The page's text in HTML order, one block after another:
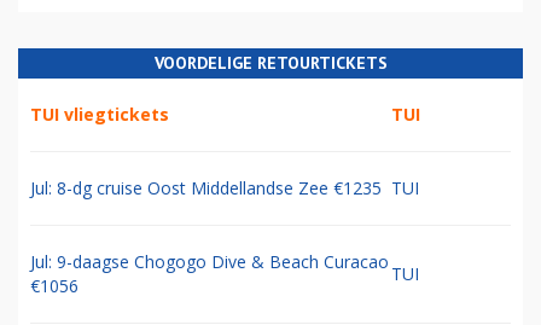
VOORDELIGE RETOURTICKETS
TUI vliegtickets TUI
Jul: 8-dg cruise Oost Middellandse Zee €1235 TUI
Jul: 9-daagse Chogogo Dive & Beach Curacao
€1056
TUI